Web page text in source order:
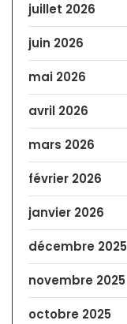
juillet 2026
juin 2026
mai 2026
avril 2026
mars 2026
février 2026
janvier 2026
décembre 2025
novembre 2025
octobre 2025